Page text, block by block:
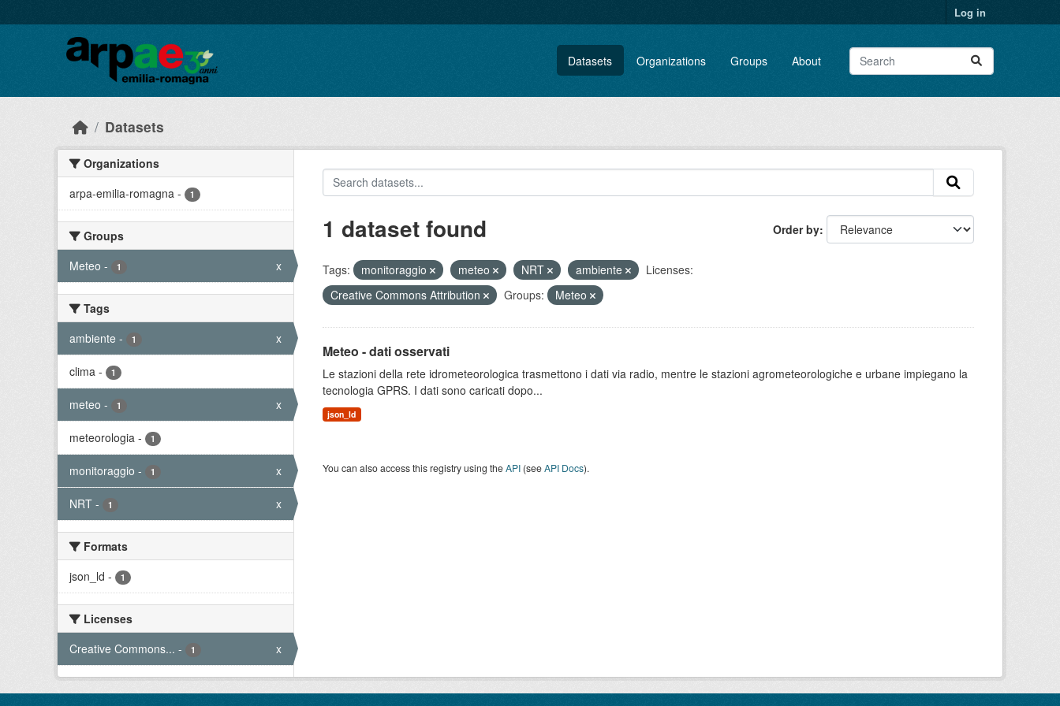
Log in
Datasets Organizations Groups About
Datasets
Organizations
arpa-emilia-romagna - 1
Groups
Meteo - 1 x
Tags
ambiente - 1 x
clima - 1
meteo - 1 x
meteorologia - 1
monitoraggio - 1 x
NRT - 1 x
Formats
json_ld - 1
Licenses
Creative Commons... - 1 x
Order by
1 dataset found
Tags: monitoraggio meteo NRT ambiente
Licenses:
Creative Commons Attribution
Groups: Meteo
Meteo - dati osservati
Le stazioni della rete idrometeorologica trasmettono i dati via radio, mentre le stazioni agrometeorologiche e urbane impiegano la
tecnologia GPRS. I dati sono caricati dopo...
json_ld
You can also access this registry using theAPI(seeAPI Docs).